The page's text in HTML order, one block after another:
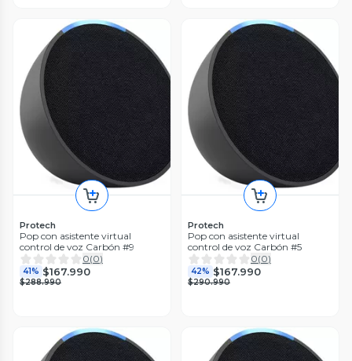
Protech
Pop con asistente virtual
control de voz Carbón #9
0(0)
41% $167.990
$288.990
Protech
Pop con asistente virtual
control de voz Carbón #5
0(0)
42% $167.990
$290.990